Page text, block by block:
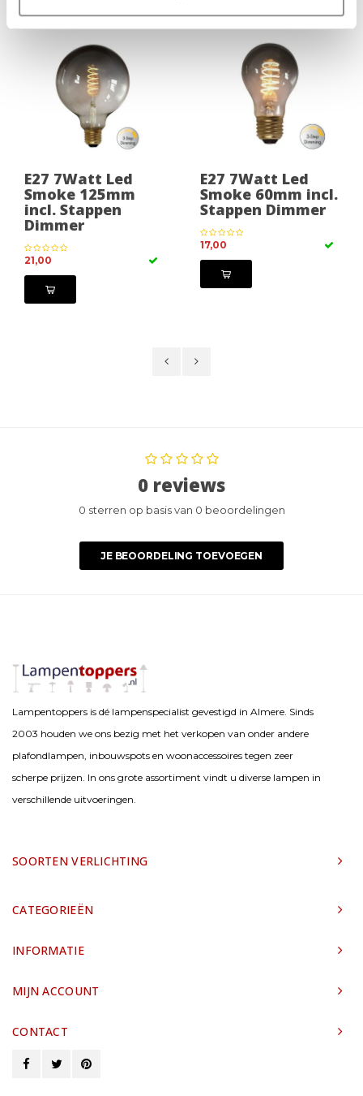
E27 7Watt Led
Smoke 125mm
incl. Stappen
Dimmer
21,00
E27 7Watt Led
Smoke 60mm incl.
Stappen Dimmer
17,00
0 reviews
0 sterren op basis van 0 beoordelingen
JE BEOORDELING TOEVOEGEN
Lampentoppers is dé lampenspecialist gevestigd in Almere. Sinds
2003 houden we ons bezig met het verkopen van onder andere
plafondlampen, inbouwspots en woonaccessoires tegen zeer
scherpe prijzen. In ons grote assortiment vindt u diverse lampen in
verschillende uitvoeringen.
SOORTEN VERLICHTING
CATEGORIEËN
INFORMATIE
MIJN ACCOUNT
CONTACT